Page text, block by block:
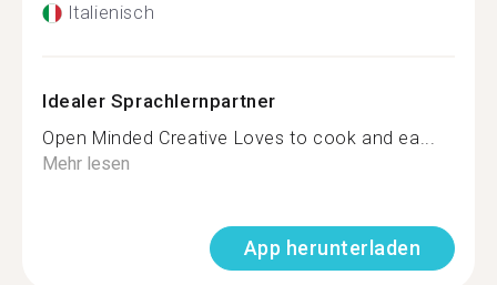
Italienisch
Idealer Sprachlernpartner
Open Minded Creative Loves to cook and ea...
Mehr lesen
App herunterladen